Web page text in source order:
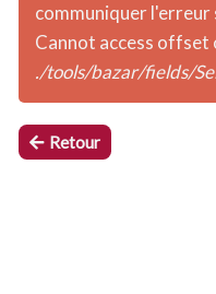
communiquer l'erreur
Cannot access offset
./tools/bazar/fields/
Retour